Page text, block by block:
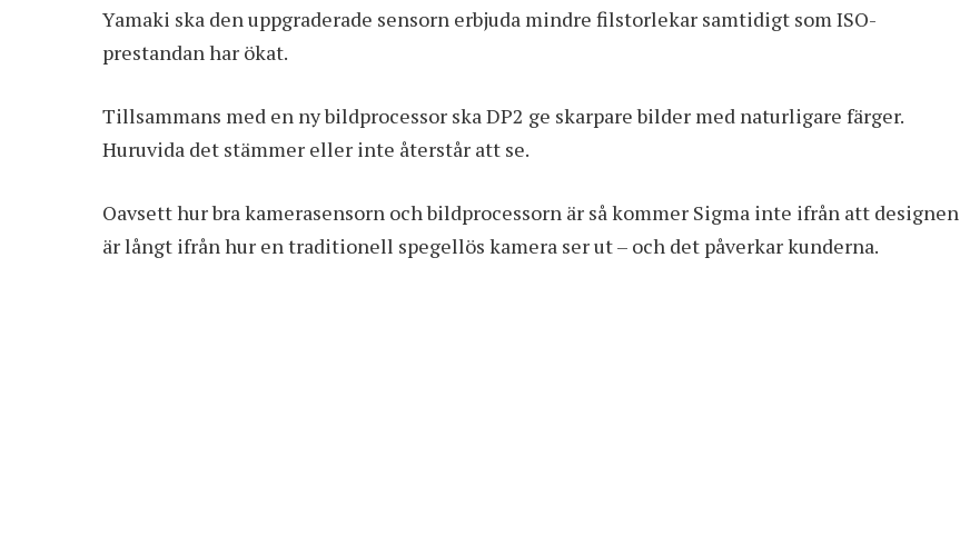
Yamaki ska den uppgraderade sensorn erbjuda mindre filstorlekar samtidigt som ISO-
prestandan har ökat.
Tillsammans med en ny bildprocessor ska DP2 ge skarpare bilder med naturligare färger.
Huruvida det stämmer eller inte återstår att se.
Oavsett hur bra kamerasensorn och bildprocessorn är så kommer Sigma inte ifrån att designen
är långt ifrån hur en traditionell spegellös kamera ser ut – och det påverkar kunderna.